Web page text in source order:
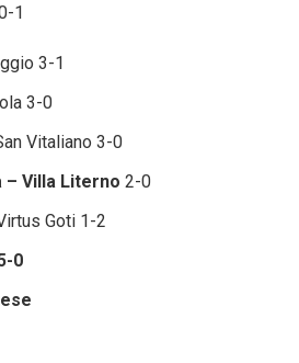
1
3-1
3-0
Vitaliano 3-0
– Villa Literno 2-0
Goti 1-2
0